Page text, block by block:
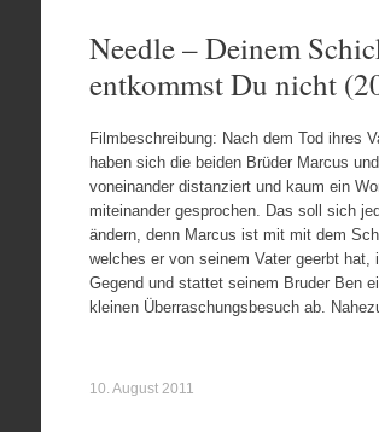
Needle – Deinem
entkommst Du nicht
Filmbeschreibung: Nach dem Tod ihres
haben sich die beiden Brüder Marcus
voneinander distanziert und kaum ein
miteinander gesprochen. Das soll sich
ändern, denn Marcus ist mit mit dem
welches er von seinem Vater geerbt hat,
Gegend und stattet seinem Bruder Ben
kleinen Überraschungsbesuch ab.
10. August 2011